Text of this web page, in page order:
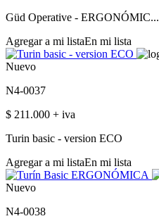
Güd Operative - ERGONÓMIC...
Agregar a mi listaEn mi lista
Nuevo
N4-0037
$ 211.000 + iva
Turin basic - version ECO
Agregar a mi listaEn mi lista
Nuevo
N4-0038